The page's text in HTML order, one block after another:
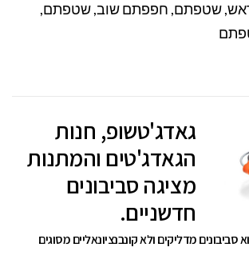
שטפתם, חפפתם שוב, שטפתם,
גאדג'טשופ, חנות
הגאדג'טים והמתנות
מציגה סביבונים
חדשניים.
סביבונים מדליקים ולא קונבנציונאליים מסוגים